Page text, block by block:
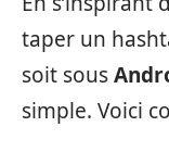
taper un
soit sous
simple. Voici